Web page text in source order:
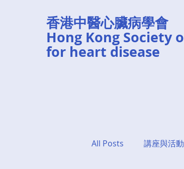
香港中醫心臟病學會
Hong Kong Society
for heart disease
All Posts 講座與活動